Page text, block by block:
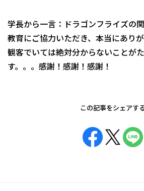
学長から一言：ドラゴンフライズの
教育にご協力いただき、本当にあり
観客でいては絶対分からないことが
す。。。感謝！感謝！感謝！
この記事をシェアす